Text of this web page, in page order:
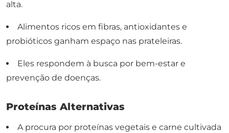
alta.
Alimentos ricos em fibras, antioxidantes e
probióticos ganham espaço nas prateleiras.
Eles respondem à busca por bem-estar e
prevenção de doenças.
Proteínas Alternativas
A procura por proteínas vegetais e carne cultivada